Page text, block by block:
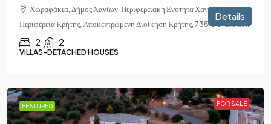
Χωραφάκια, Δήμος Χανίων, Περιφερειακή Ενότητα Χανίων,
Περιφέρεια Κρήτης, Αποκεντρωμένη Διοίκηση Κρήτης, 735 00, Ελλάδα
2 2
VILLAS-DETACHED HOUSES
Details
FEATURED FOR SALE